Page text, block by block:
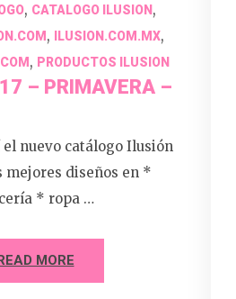
, CATALOGO ILUSION,
, ILUSION.COM.MX,
, PRODUCTOS ILUSION
– PRIMAVERA –
nuevo catálogo Ilusión
mejores diseños en *
* ropa …
MORE